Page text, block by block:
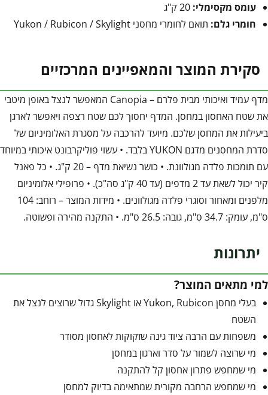
עומס מקסימלי:
חומרי גלם: תואם לחומרי מחסני Yukon / Rubicon / Skylight
סקירת המוצר והמאפיינים המרכזיים
מדף עמיד ואיכותי מבית פלרם – Canopia המאפשר לנצל באופן מיטבי
את שטח האחסון במחסן. המדף יחסוך לכם שטח רצפה ויאפשר לארגן
ביעילות את המחסן שלכם. מיועד להרכבה על מסגרת האלומיניום של
סדרת המחסנים מדגם YUKON בלבד. • עשוי פוליקרבונט איכותי במיוחד
עם תומכות פלדה מגולוונת. • כושר נשיאת מדף – 20 ק"ג. • כל פאנל
קיר יכול לשאת עד 2 מדפים (עד 40 ק"ג סה"כ). • פרופילי אלומיניום
מלפנים ומאחור וסוגרי פלדה מגולוונים. • מידות המוצר – רוחב: 104
ס"מ, עומק: 34.7 ס"מ, גובה: 26.5 ס"מ. • התקנה מהירה ופשוטה.
יתרונות
למי מתאים המוצר?
בעלי מחסן Yukon, Rubicon או Skylight גדול שרוצים לנצל את
השטח
משפחות עם הרבה ציוד גינה שזקוקות לאחסון מסודר
מי שרוצה לשמור על סדר וארגון במחסן
מי שמחפש פתרון אחסון קל להתקנה
מי שמחפש הרחבה מקורית שמתאימה בדיוק למחסן